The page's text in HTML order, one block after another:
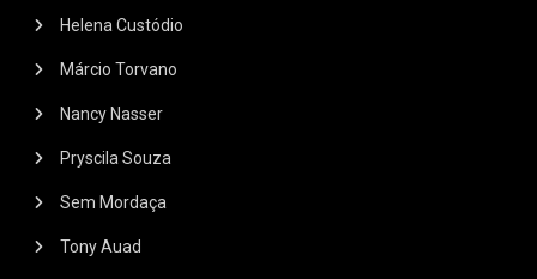
Helena Custódio
Márcio Torvano
Nancy Nasser
Pryscila Souza
Sem Mordaça
Tony Auad